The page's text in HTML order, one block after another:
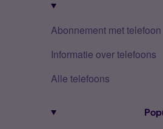
Abonnement met telefoon
Informatie over telefoons
Alle telefoons